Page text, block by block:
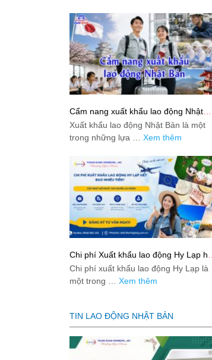
Cẩm nang xuất khẩu lao động Nhật
Bản từ A-Z
Xuất khẩu lao động Nhật Bản là một
trong những lựa … Xem thêm
Chi phí Xuất khẩu lao động Hy Lạp hết
bao nhiêu tiền? Cập nhật mới nhất
2026
Chi phí xuất khẩu lao động Hy Lạp là
một trong … Xem thêm
TIN LAO ĐỘNG NHẬT BẢN